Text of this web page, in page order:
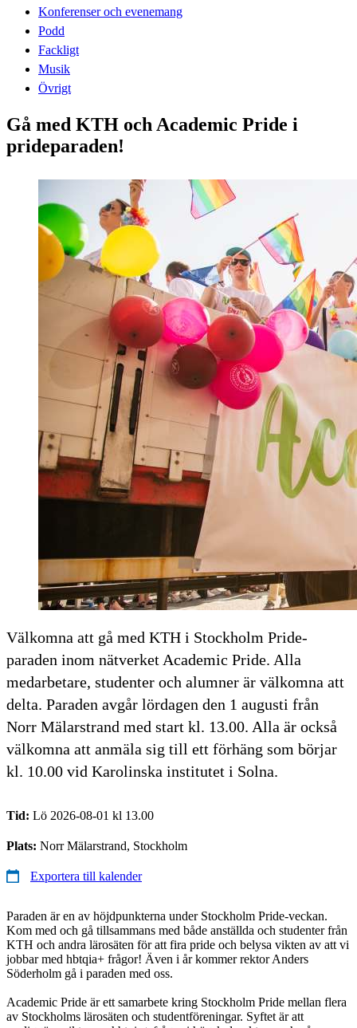
Konferenser och evenemang
Podd
Fackligt
Musik
Övrigt
Gå med KTH och Academic Pride i
prideparaden!
Välkomna att gå med KTH i Stockholm Pride-
paraden inom nätverket Academic Pride. Alla
medarbetare, studenter och alumner är välkomna att
delta. Paraden avgår lördagen den 1 augusti från
Norr Mälarstrand med start kl. 13.00. Alla är också
välkomna att anmäla sig till ett förhäng som börjar
kl. 10.00 vid Karolinska institutet i Solna.
Tid: Lö 2026-08-01 kl 13.00
Plats: Norr Mälarstrand, Stockholm
Exportera till kalender
Paraden är en av höjdpunkterna under Stockholm Pride-veckan.
Kom med och gå tillsammans med både anställda och studenter från
KTH och andra lärosäten för att fira pride och belysa vikten av att vi
jobbar med hbtqia+ frågor! Även i år kommer rektor Anders
Söderholm gå i paraden med oss.
Academic Pride är ett samarbete kring Stockholm Pride mellan flera
av Stockholms lärosäten och studentföreningar. Syftet är att